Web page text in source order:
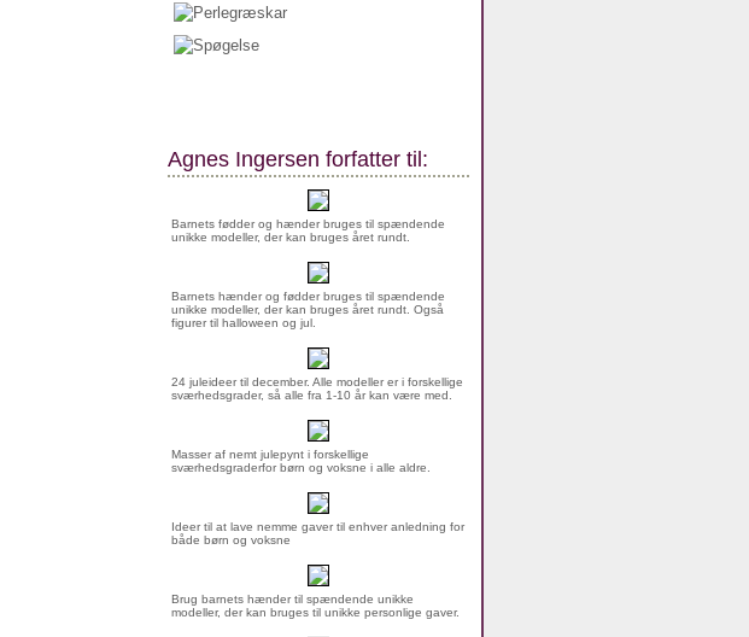
Agnes Ingersen forfatter til:
Barnets fødder og hænder bruges til spændende
unikke modeller, der kan bruges året rundt.
Barnets hænder og fødder bruges til spændende
unikke modeller, der kan bruges året rundt. Også
figurer til halloween og jul.
24 juleideer til december. Alle modeller er i forskellige
sværhedsgrader, så alle fra 1-10 år kan være med.
Masser af nemt julepynt i forskellige
sværhedsgraderfor børn og voksne i alle aldre.
Ideer til at lave nemme gaver til enhver anledning for
både børn og voksne
Brug barnets hænder til spændende unikke
modeller, der kan bruges til unikke personlige gaver.